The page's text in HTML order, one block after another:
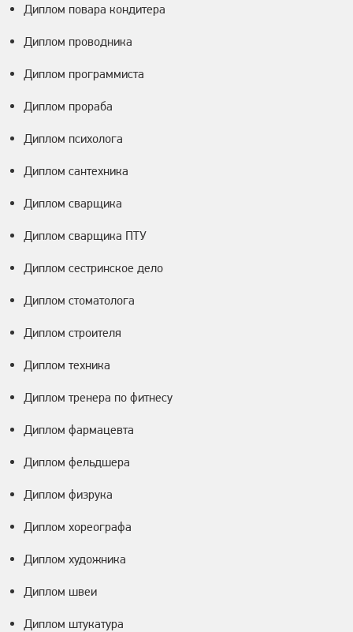
Диплом повара кондитера
Диплом проводника
Диплом программиста
Диплом прораба
Диплом психолога
Диплом сантехника
Диплом сварщика
Диплом сварщика ПТУ
Диплом сестринское дело
Диплом стоматолога
Диплом строителя
Диплом техника
Диплом тренера по фитнесу
Диплом фармацевта
Диплом фельдшера
Диплом физрука
Диплом хореографа
Диплом художника
Диплом швеи
Диплом штукатура